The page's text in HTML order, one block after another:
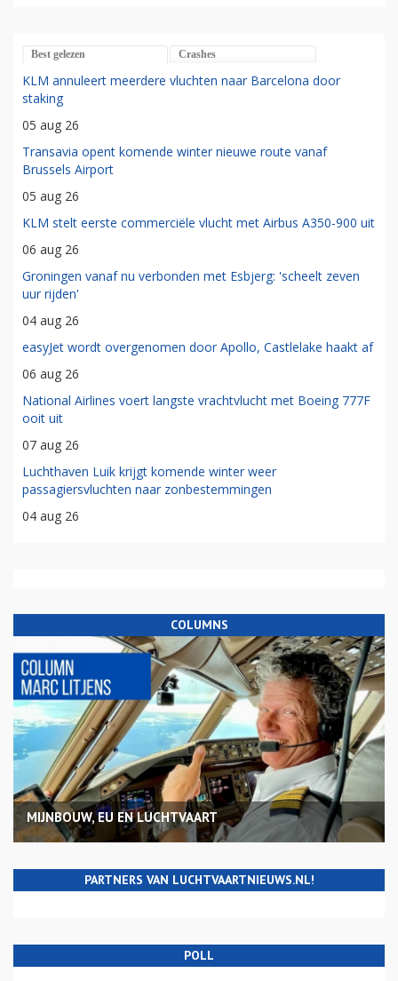
Best gelezen Crashes
KLM annuleert meerdere vluchten naar Barcelona door
staking
05 aug 26
Transavia opent komende winter nieuwe route vanaf
Brussels Airport
05 aug 26
KLM stelt eerste commerciële vlucht met Airbus A350-900 uit
06 aug 26
Groningen vanaf nu verbonden met Esbjerg: 'scheelt zeven
uur rijden'
04 aug 26
easyJet wordt overgenomen door Apollo, Castlelake haakt af
06 aug 26
National Airlines voert langste vrachtvlucht met Boeing 777F
ooit uit
07 aug 26
Luchthaven Luik krijgt komende winter weer
passagiersvluchten naar zonbestemmingen
04 aug 26
COLUMNS
MIJNBOUW, EU EN LUCHTVAART
PARTNERS VAN LUCHTVAARTNIEUWS.NL!
POLL